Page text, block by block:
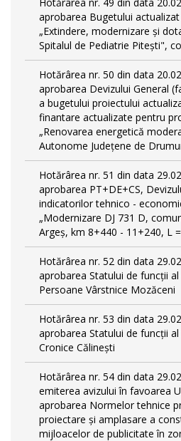
aprobarea Bugetului
„Extindere, modernizare și
Spitalul de Pediatrie Pitești",
Hotărârea nr. 50 din data
aprobarea Devizului General
a bugetului proiectului
finantare actualizate pentru
„Renovarea energetică
Autonome Județene de
Hotărârea nr. 51 din data
aprobarea PT+DE+CS,
indicatorilor tehnico -
„Modernizare DJ 731 D,
Argeș, km 8+440 - 11+240, L
Hotărârea nr. 52 din data
aprobarea Statului de funcţii
Persoane Vârstnice Mozăceni
Hotărârea nr. 53 din data
aprobarea Statului de funcții
Cronice Călinești
Hotărârea nr. 54 din data
emiterea avizului în favoarea
aprobarea Normelor tehnice
proiectare şi amplasare a
mijloacelor de publicitate în